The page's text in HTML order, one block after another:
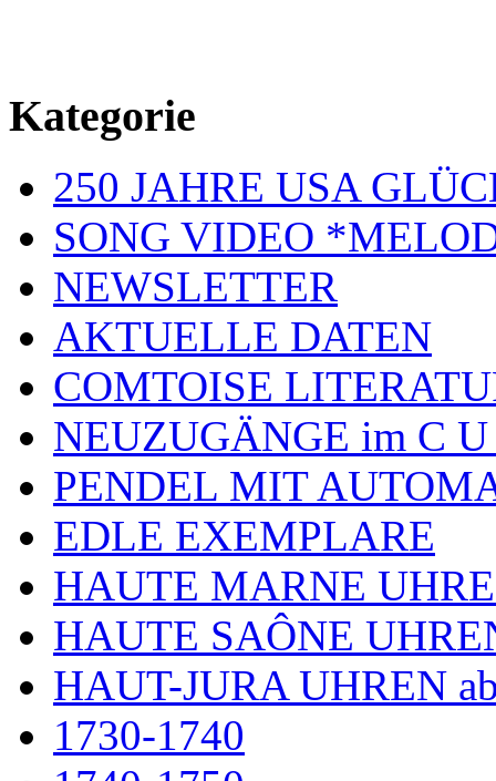
Kategorie
250 JAHRE USA
SONG VIDEO
NEWSLETTER
AKTUELLE DATEN
COMTOISE
NEUZUGÄNGE im C
PENDEL MIT
EDLE EXEMPLARE
HAUTE MARNE
HAUTE SAÔNE
HAUT-JURA UHREN
1730-1740